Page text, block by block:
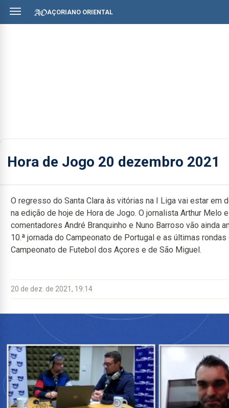
AÇORIANO ORIENTAL
Hora de Jogo 20 dezembro 2021
O regresso do Santa Clara às vitórias na I Liga vai estar em
na edição de hoje de Hora de Jogo. O jornalista Arthur Melo
comentadores André Branquinho e Nuno Barroso vão ainda
10.ª jornada do Campeonato de Portugal e as últimas rondas
Campeonato de Futebol dos Açores e de São Miguel.
20 de dez. de 2021, 19:14